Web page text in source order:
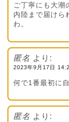
ご丁寧にも大潮
内陸まで届けら
わ。
匿名 より:
2023年9月17日
何で1番最初に
匿名 より: